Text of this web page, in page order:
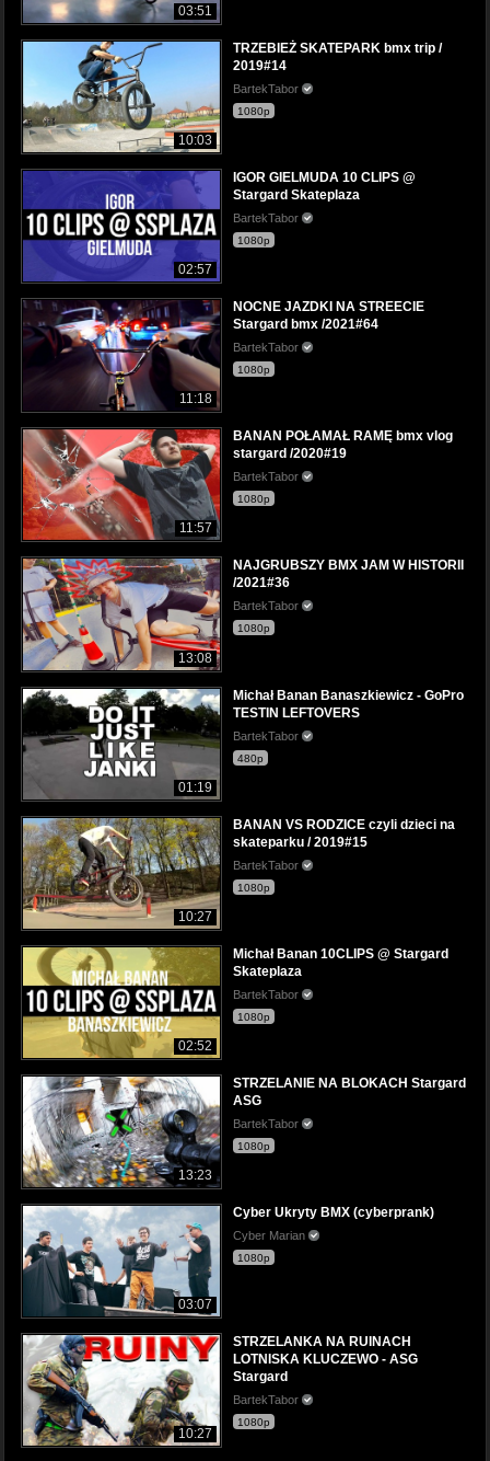
03:51
10:03
TRZEBIEŻ SKATEPARK bmx trip /
2019#14
BartekTabor
1080p
02:57
IGOR GIELMUDA 10 CLIPS @
Stargard Skateplaza
BartekTabor
1080p
11:18
NOCNE JAZDKI NA STREECIE
Stargard bmx /2021#64
BartekTabor
1080p
11:57
BANAN POŁAMAŁ RAMĘ bmx vlog
stargard /2020#19
BartekTabor
1080p
13:08
NAJGRUBSZY BMX JAM W HISTORII
/2021#36
BartekTabor
1080p
01:19
Michał Banan Banaszkiewicz - GoPro
TESTIN LEFTOVERS
BartekTabor
480p
10:27
BANAN VS RODZICE czyli dzieci na
skateparku / 2019#15
BartekTabor
1080p
02:52
Michał Banan 10CLIPS @ Stargard
Skateplaza
BartekTabor
1080p
13:23
STRZELANIE NA BLOKACH Stargard
ASG
BartekTabor
1080p
03:07
Cyber Ukryty BMX (cyberprank)
Cyber Marian
1080p
10:27
STRZELANKA NA RUINACH
LOTNISKA KLUCZEWO - ASG
Stargard
BartekTabor
1080p